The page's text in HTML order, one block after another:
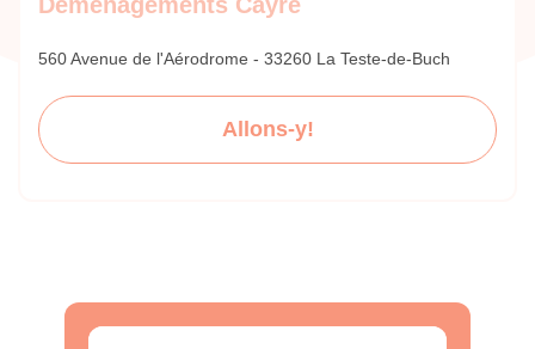
560 Avenue de l'Aérodrome - 33260 La Teste-de-Buch
Allons-y!